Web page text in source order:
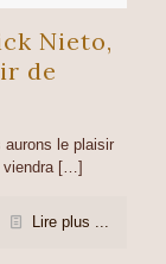
Nieto,
de
aurons le plaisir
[…]
Lire plus ...